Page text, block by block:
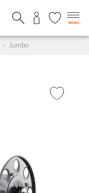
MENU
Jumbo